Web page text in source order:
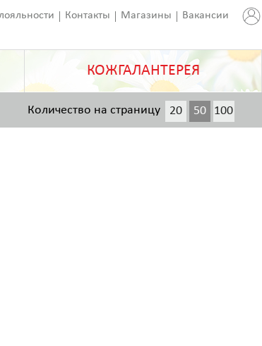
Контакты Магазины Вакансии
КОЖГАЛАНТЕРЕЯ
20 50 100
Количество на страницу